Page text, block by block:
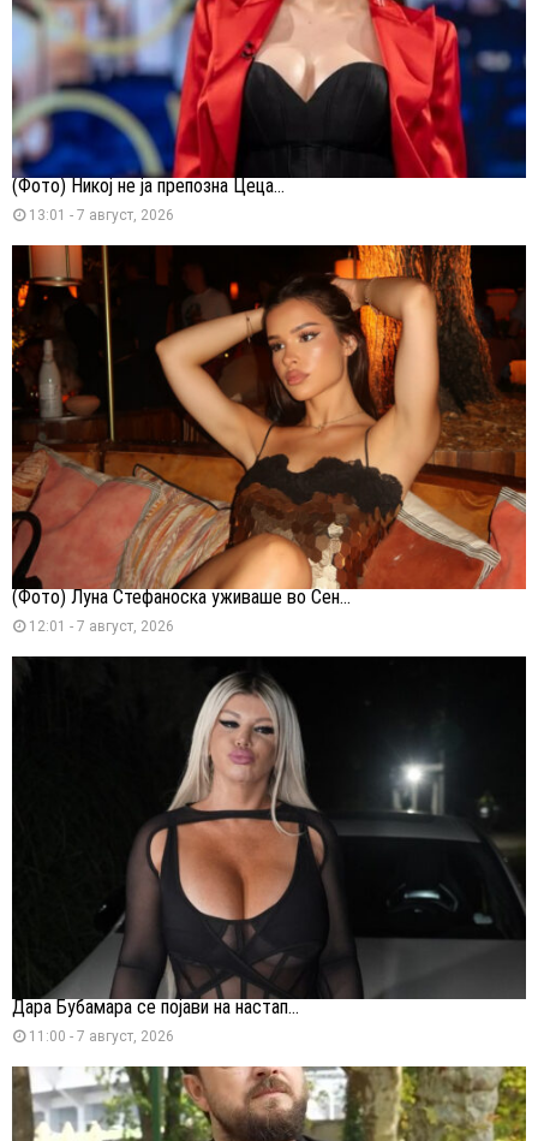
(Фото) Никој не ја препозна Цеца...
13:01 - 7 август, 2026
(Фото) Луна Стефаноска уживаше во Сен...
12:01 - 7 август, 2026
Дара Бубамара се појави на настап...
11:00 - 7 август, 2026